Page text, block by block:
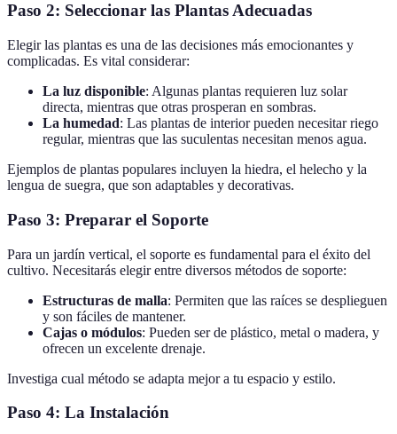
Paso 2: Seleccionar las Plantas Adecuadas
Elegir las plantas es una de las decisiones más emocionantes y
complicadas. Es vital considerar:
La luz disponible: Algunas plantas requieren luz solar
directa, mientras que otras prosperan en sombras.
La humedad: Las plantas de interior pueden necesitar riego
regular, mientras que las suculentas necesitan menos agua.
Ejemplos de plantas populares incluyen la hiedra, el helecho y la
lengua de suegra, que son adaptables y decorativas.
Paso 3: Preparar el Soporte
Para un jardín vertical, el soporte es fundamental para el éxito del
cultivo. Necesitarás elegir entre diversos métodos de soporte:
Estructuras de malla: Permiten que las raíces se desplieguen
y son fáciles de mantener.
Cajas o módulos: Pueden ser de plástico, metal o madera, y
ofrecen un excelente drenaje.
Investiga cual método se adapta mejor a tu espacio y estilo.
Paso 4: La Instalación